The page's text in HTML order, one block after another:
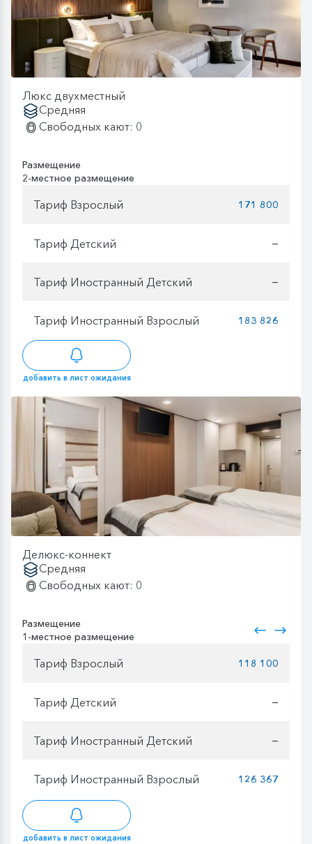
Люкс двухместный
Средняя
Свободных кают: 0
Размещение
2-местное размещение
Тариф Взрослый 171 800
Тариф Детский —
Тариф Иностранный Детский —
Тариф Иностранный Взрослый 183 826
добавить в лист ожидания
Делюкс-коннект
Средняя
Свободных кают: 0
Размещение
1-местное размещение
Тариф Взрослый 118 100
Тариф Детский —
Тариф Иностранный Детский —
Тариф Иностранный Взрослый 126 367
добавить в лист ожидания